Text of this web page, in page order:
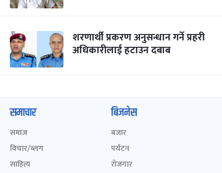
शरणार्थी प्रकरण अनुसन्धान गर्ने प्रहरी
अधिकारीलाई हटाउन दबाब
समाचार
समाज
विचार/ब्लग
साहित्य
बिजनेस
बजार
पर्यटन
रोजगार